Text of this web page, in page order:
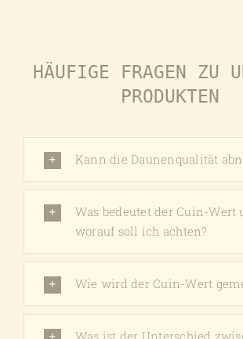
HÄUFIGE FRAGEN ZU
PRODUKTEN
Kann die Daunenqualität
Was bedeutet der Cuin-Wert
worauf soll ich achten?
Wie wird der Cuin-Wert
Was ist der Unterschied